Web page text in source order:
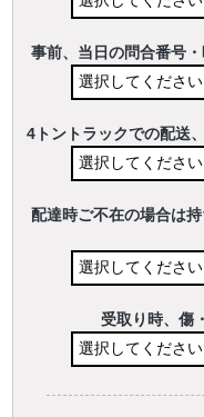
事前、当日の問合番号
4トントラックでの配送
配達時ご不在の場合は
受取り時、傷